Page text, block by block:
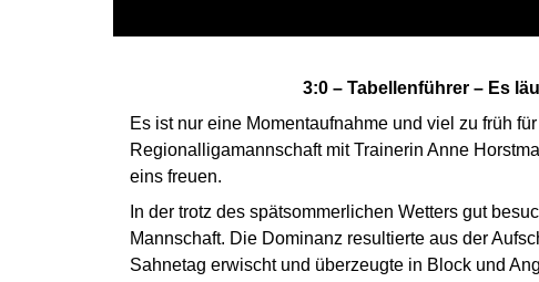
3:0 – Tabellenführer – Es
Es ist nur eine Momentaufnahme und viel zu früh
Regionalligamannschaft mit Trainerin Anne
eins freuen.
In der trotz des spätsommerlichen Wetters gut
Mannschaft. Die Dominanz resultierte aus der
Sahnetag erwischt und überzeugte in Block und